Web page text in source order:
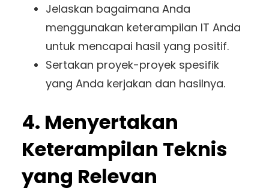
Jelaskan bagaimana Anda
menggunakan keterampilan IT Anda
untuk mencapai hasil yang positif.
Sertakan proyek-proyek spesifik
yang Anda kerjakan dan hasilnya.
4. Menyertakan
Keterampilan Teknis
yang Relevan